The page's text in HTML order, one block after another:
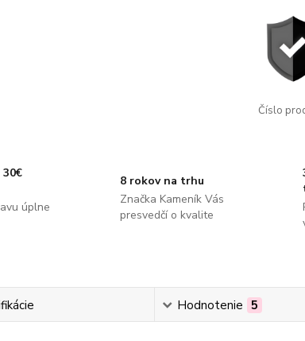
Číslo
úplne
8 rokov na trhu
Značka Kameník Vás
presvedčí o kvalite
Hodnotenie 5